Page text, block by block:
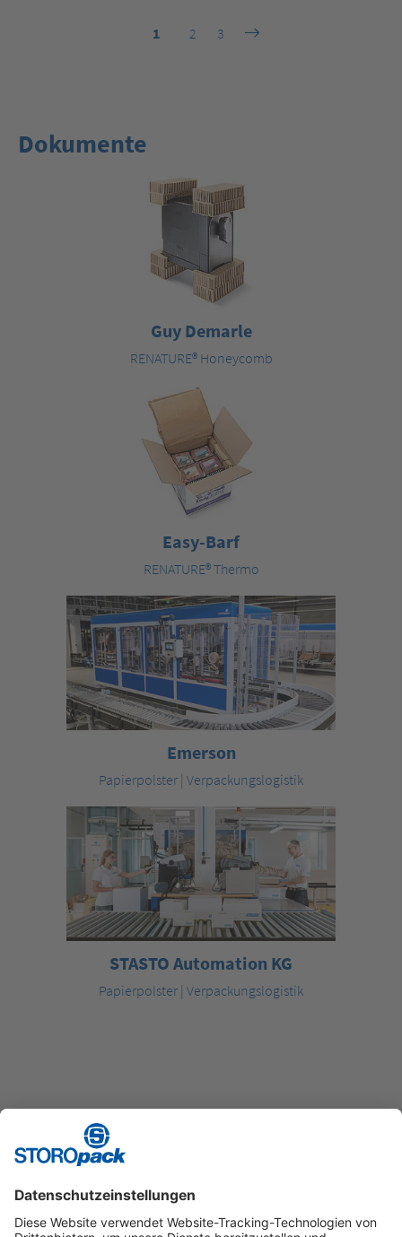
1 2 3
Dokumente
Guy Demarle
RENATURE® Honeycomb
Easy-Barf
RENATURE® Thermo
Emerson
Papierpolster | Verpackungslogistik
STASTO Automation KG
Papierpolster | Verpackungslogistik
Instagram LinkedIn Vimeo